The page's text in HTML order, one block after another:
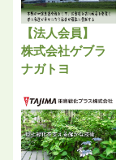
【法人会員】
株式会社ゲブラ
ナガトヨ